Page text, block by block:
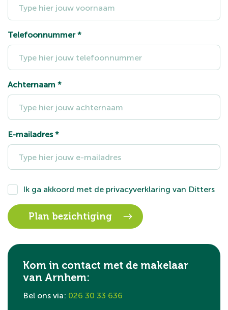
Telefoonnummer*
Achternaam *
E-mailadres*
Ik ga akkoord met de privacyverklaring van Ditters
Kom in contact met de makelaar
van Arnhem:
Bel ons via: 026 30 33 636